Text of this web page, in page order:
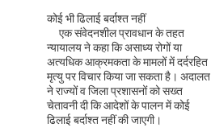
कोई भी ढिलाई बर्दाश्त नहीं
एक संवेदनशील प्रावधान के तहत
न्यायालय ने कहा कि असाध्य रोगों या
अत्यधिक आक्रमकता के मामलों में दर्दरहित
मृत्यु पर विचार किया जा सकता है। अदालत
ने राज्यों व जिला प्रशासनों को सख्त
चेतावनी दी कि आदेशों के पालन में कोई
ढिलाई बर्दाश्त नहीं की जाएगी।